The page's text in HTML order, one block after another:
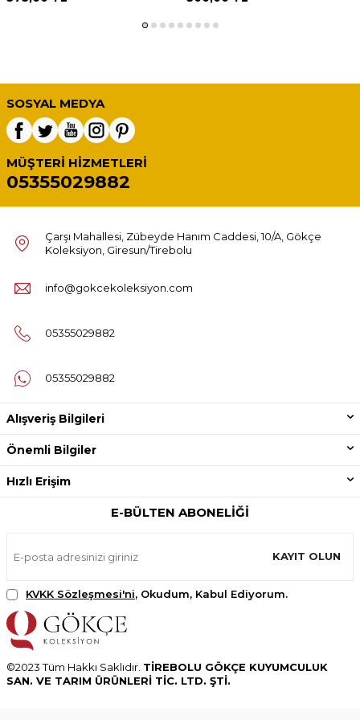
SOSYAL MEDYA
MÜŞTERI HIZMETLERI
05355029882
Çarşı Mahallesi, Zübeyde Hanım Caddesi, 10/A, Gökçe
Koleksiyon, Giresun/Tirebolu
info@gokcekoleksiyon.com
05355029882
05355029882
Alışveriş Bilgileri
Önemli Bilgiler
Hızlı Erişim
E-BÜLTEN ABONELIĞI
KAYIT OLUN
KVKK Sözleşmesi'ni, Okudum, Kabul Ediyorum.
©2023 Tüm Hakkı Saklıdır. TİREBOLU GÖKÇE KUYUMCULUK
SAN. VE TARIM ÜRÜNLERİ TİC. LTD. ŞTİ.